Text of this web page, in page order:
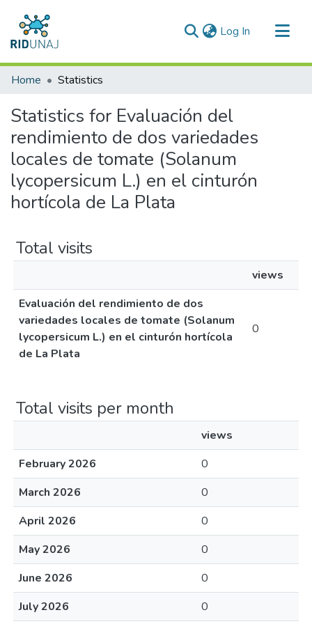
Log In (current)
Communities & Collections
Home Statistics
Statistics for Evaluación del
rendimiento de dos variedades
locales de tomate (Solanum
lycopersicum L.) en el cinturón
hortícola de La Plata
Total visits
views
Evaluación del rendimiento de dos
variedades locales de tomate (Solanum
lycopersicum L.) en el cinturón hortícola
de La Plata
0
Total visits per month
views
February 2026
0
March 2026
0
April 2026
0
May 2026
0
June 2026
0
July 2026
0